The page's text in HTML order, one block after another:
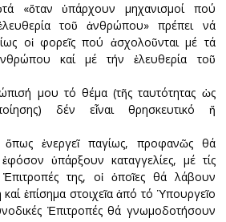
«ὅταν ὑπάρχουν μηχανισμοί πού
τοῦ ἀνθρώπου» πρέπει νά
οἱ φορεῖς πού ἀσχολοῦνται μέ τά
καί μέ τήν ἐλευθερία τοῦ
μου τό θέμα (τῆς ταυτότητας ὡς
δέν εἶναι θρησκευτικό ἤ
ἐνεργεῖ παγίως, προφανῶς θά
ὑπάρξουν καταγγελίες, μέ τίς
Ἐπιτροπές της, οἱ ὁποῖες θά λάβουν
ἐπίσημα στοιχεῖα ἀπό τό Ὑπουργεῖο
Ἐπιτροπές θά γνωμοδοτήσουν